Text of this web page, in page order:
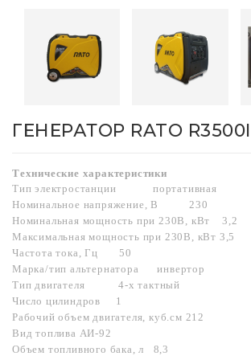
ГЕНЕРАТОР RATO
Технические характеристики
Тип электростанции
портативная
Номинальное напряжение, В
230
Номинальная мощность при 230В, кВт
3,2
Максимальная мощность при 230В, кВт 3,5
Частота тока, Гц
50
Марка/тип альтернатора
инвертор
Тип двигателя
4-х тактный
Число цилиндров
1
Рабочий объем двигателя, куб.см 212
Вид топлива АИ-92
Объем топливного бака, л
8,3